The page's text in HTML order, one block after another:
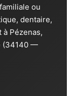
ou
dentaire,
Pézenas,
(34140 —